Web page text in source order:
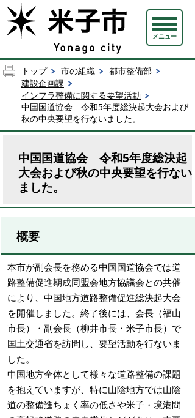
メニュー
トップ 市の組織
都市整備部
建設企画課
インフラ整備に関する要望活動
中国国道協会 令和5年度総決起大会および
秋の中央要望を行ないました。
中国国道協会 令和5年度総決起
大会および秋の中央要望を行ない
ました。
概要
本市が副会長を務める中国国道協会では道
路整備促進期成同盟会地方協議会との共催
により、中国地方道路整備促進総決起大会
を開催しました。終了後には、会長（福山
市長）・副会長（柳井市長・米子市長）で
国土交通省を訪問し、要望活動を行ないま
した。
中国地方全体として様々な道路整備の課題
を抱えていますが、特に山陰地方では山陰
道の整備進ちょく率の低さや米子・境港間